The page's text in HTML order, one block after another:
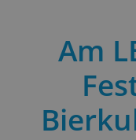
Am